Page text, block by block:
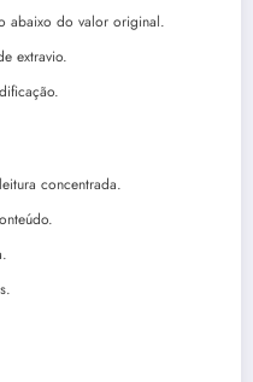
abaixo do valor original.
extravio.
concentrada.